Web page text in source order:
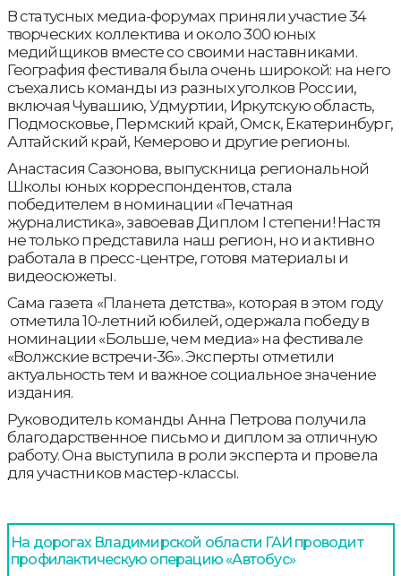
В статусных медиа-форумах приняли участие 34
творческих коллектива и около 300 юных
медийщиков вместе со своими наставниками.
География фестиваля была очень широкой: на него
съехались команды из разных уголков России,
включая Чувашию, Удмуртии, Иркутскую область,
Подмосковье, Пермский край, Омск, Екатеринбург,
Алтайский край, Кемерово и другие регионы.
Анастасия Сазонова, выпускница региональной
Школы юных корреспондентов, стала
победителем в номинации «Печатная
журналистика», завоевав Диплом I степени! Настя
не только представила наш регион, но и активно
работала в пресс-центре, готовя материалы и
видеосюжеты.
Сама газета «Планета детства», которая в этом году
отметила 10-летний юбилей, одержала победу в
номинации «Больше, чем медиа» на фестивале
«Волжские встречи-36». Эксперты отметили
актуальность тем и важное социальное значение
издания.
Руководитель команды Анна Петрова получила
благодарственное письмо и диплом за отличную
работу. Она выступила в роли эксперта и провела
для участников мастер-классы.
На дорогах Владимирской области ГАИ проводит
профилактическую операцию «Автобус»